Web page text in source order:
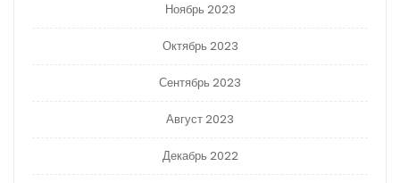
Ноябрь 2023
Октябрь 2023
Сентябрь 2023
Август 2023
Декабрь 2022